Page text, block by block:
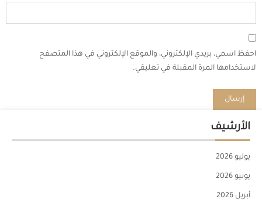
احفظ اسمي، بريدي الإلكتروني، والموقع الإلكتروني في هذا المتصفح
لاستخدامها المرة المقبلة في تعليقي.
الأرشيف
يوليو 2026
يونيو 2026
أبريل 2026